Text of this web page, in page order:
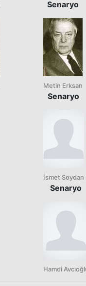
Senaryo
Metin Erksan
Senaryo
İsmet Soydan
Senaryo
Hamdi